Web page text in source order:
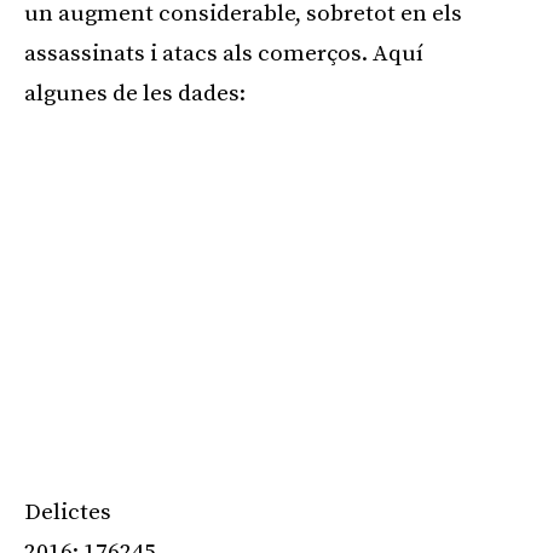
un augment considerable, sobretot en els
assassinats i atacs als comerços. Aquí
algunes de les dades:
Delictes